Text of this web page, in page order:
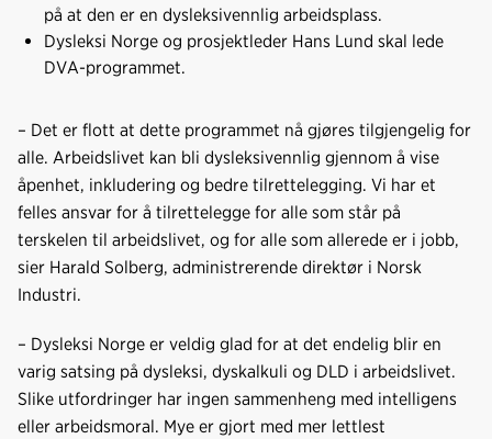
på at den er en dysleksivennlig arbeidsplass.
Dysleksi Norge og prosjektleder Hans Lund skal lede
DVA-programmet.
– Det er flott at dette programmet nå gjøres tilgjengelig for
alle. Arbeidslivet kan bli dysleksivennlig gjennom å vise
åpenhet, inkludering og bedre tilrettelegging. Vi har et
felles ansvar for å tilrettelegge for alle som står på
terskelen til arbeidslivet, og for alle som allerede er i jobb,
sier Harald Solberg, administrerende direktør i Norsk
Industri.
– Dysleksi Norge er veldig glad for at det endelig blir en
varig satsing på dysleksi, dyskalkuli og DLD i arbeidslivet.
Slike utfordringer har ingen sammenheng med intelligens
eller arbeidsmoral. Mye er gjort med mer lettlest